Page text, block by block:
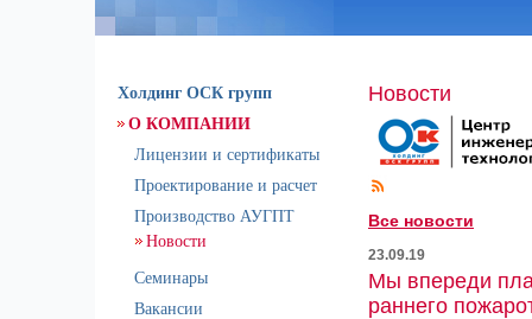
Холдинг ОСК групп
О КОМПАНИИ
Лицензии и сертификаты
Проектирование и расчет
Производство АУГПТ
Новости
Семинары
Вакансии
Новости
Все новости
23.09.19
Мы впереди
раннего